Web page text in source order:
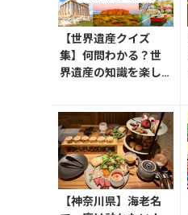
【世界遺産クイズ
集】何問わかる？世
界遺産の知識を楽し
【神奈川県】海老名